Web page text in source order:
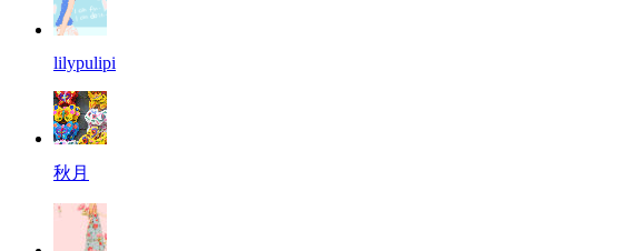
lilypulipi
秋月